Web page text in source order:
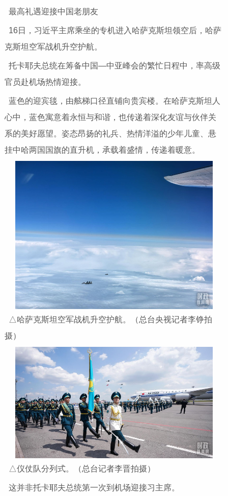
最高礼遇迎接中国老朋友
16日，习近平主席乘坐的专机进入哈萨克斯坦领空后，哈萨
克斯坦空军战机升空护航。
托卡耶夫总统在筹备中国—中亚峰会的繁忙日程中，率高级
官员赴机场热情迎接。
蓝色的迎宾毯，由舷梯口径直铺向贵宾楼。在哈萨克斯坦人
心中，蓝色寓意着永恒与和谐，也传递着深化友谊与伙伴关
系的美好愿望。姿态昂扬的礼兵、热情洋溢的少年儿童、悬
挂中哈两国国旗的直升机，承载着盛情，传递着暖意。
△哈萨克斯坦空军战机升空护航。（总台央视记者李铮拍
摄）
△仪仗队分列式。（总台记者李晋拍摄）
这并非托卡耶夫总统第一次到机场迎接习主席。